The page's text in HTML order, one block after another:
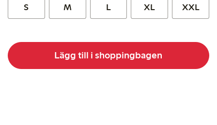
S M L XL XXL
Lägg till i shoppingbagen